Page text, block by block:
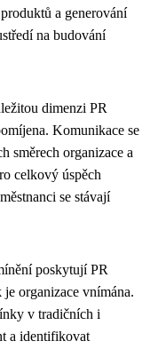
a generování
na budování
dimenzi PR
Komunikace se
směrech organizace a
celkový úspěch
se stávají
poskytují PR
organizace vnímána.
v tradičních i
a identifikovat